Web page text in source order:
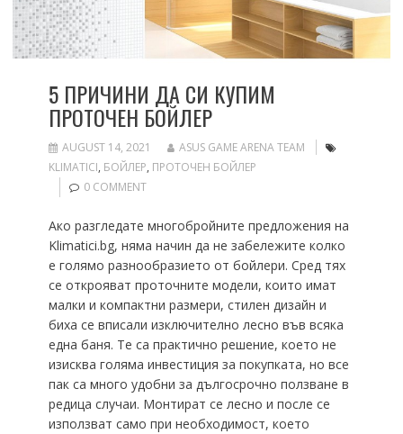
5 ПРИЧИНИ ДА СИ КУПИМ
ПРОТОЧЕН БОЙЛЕР
AUGUST 14, 2021
ASUS GAME ARENA TEAM
KLIMATICI, БОЙЛЕР, ПРОТОЧЕН БОЙЛЕР
0 COMMENT
Ако разгледате многобройните предложения на
Klimatici.bg, няма начин да не забележите колко
е голямо разнообразието от бойлери. Сред тях
се открояват проточните модели, които имат
малки и компактни размери, стилен дизайн и
биха се вписали изключително лесно във всяка
една баня. Те са практично решение, което не
изисква голяма инвестиция за покупката, но все
пак са много удобни за дългосрочно ползване в
редица случаи. Монтират се лесно и после се
използват само при необходимост, което